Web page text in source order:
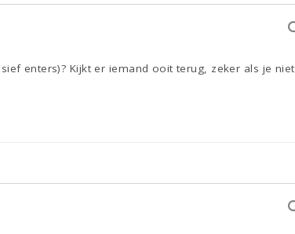
enters)? Kijkt er iemand ooit terug, zeker als je niet